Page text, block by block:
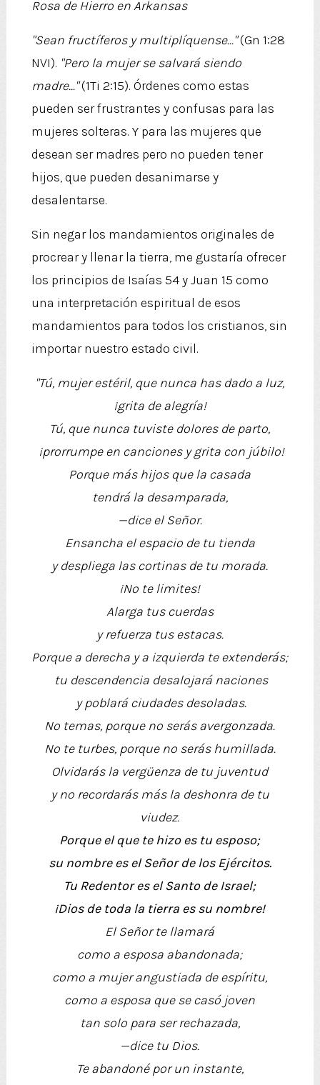
Rosa de Hierro en Arkansas
"Sean fructíferos y multiplíquense..."(Gn 1:28
NVI). "Pero la mujer se salvará siendo
madre..."(1Ti 2:15). Órdenes como estas
pueden ser frustrantes y confusas para las
mujeres solteras. Y para las mujeres que
desean ser madres pero no pueden tener
hijos, que pueden desanimarse y
desalentarse.
Sin negar los mandamientos originales de
procrear y llenar la tierra, me gustaría ofrecer
los principios de Isaías 54 y Juan 15 como
una interpretación espiritual de esos
mandamientos para todos los cristianos, sin
importar nuestro estado civil.
"Tú, mujer estéril, que nunca has dado a luz,
¡grita de alegría!
Tú, que nunca tuviste dolores de parto,
¡prorrumpe en canciones y grita con júbilo!
Porque más hijos que la casada
tendrá la desamparada,
—dice el Señor.
Ensancha el espacio de tu tienda
y despliega las cortinas de tu morada.
¡No te limites!
Alarga tus cuerdas
y refuerza tus estacas.
Porque a derecha y a izquierda te extenderás;
tu descendencia desalojará naciones
y poblará ciudades desoladas.
No temas, porque no serás avergonzada.
No te turbes, porque no serás humillada.
Olvidarás la vergüenza de tu juventud
y no recordarás más la deshonra de tu
viudez.
Porque el que te hizo es tu esposo;
su nombre es el Señor de los Ejércitos.
Tu Redentor es el Santo de Israel;
¡Dios de toda la tierra es su nombre!
El Señor te llamará
como a esposa abandonada;
como a mujer angustiada de espíritu,
como a esposa que se casó joven
tan solo para ser rechazada,
—dice tu Dios.
Te abandoné por un instante,